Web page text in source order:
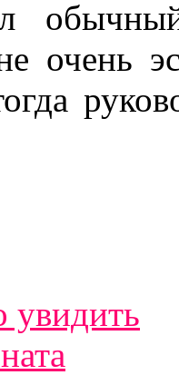
очень
увидить